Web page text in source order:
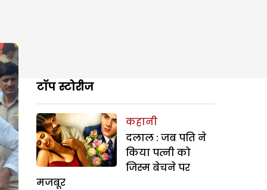
टॉप स्टोरीज
कहानी
दलाल : जब पति ने
किया पत्नी को
जिस्म बेचने पर
मजबूर